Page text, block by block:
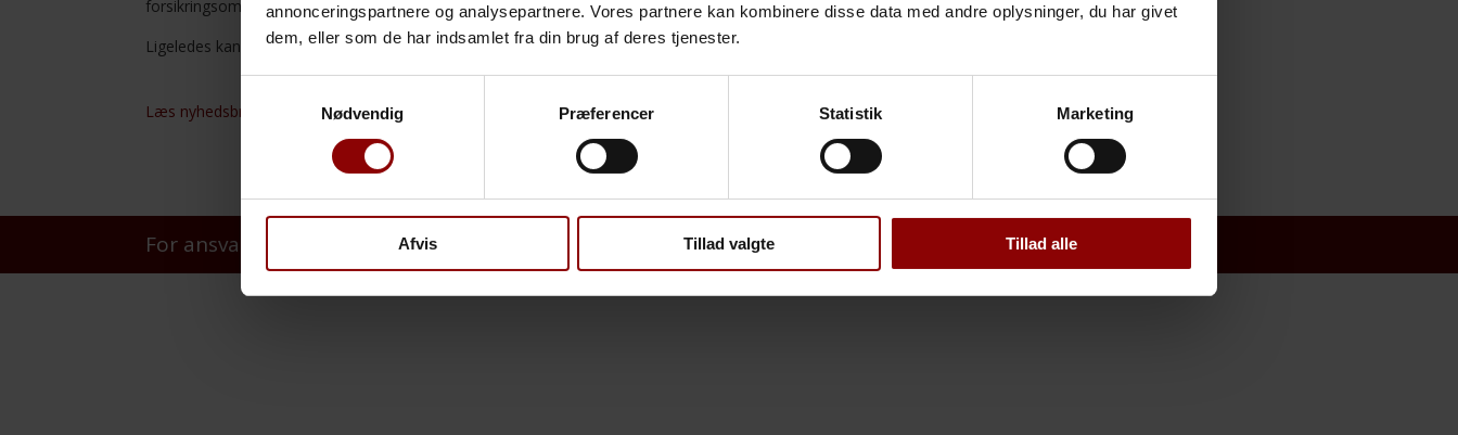
annonceringspartnere og analysepartnere. Vores partnere kan kombinere disse data med andre oplysninger, du har givet
dem, eller som de har indsamlet fra din brug af deres tjenester.
Nødvendig
Præferencer Statistik Marketing
Afvis Tillad valgte Tillad alle
​forsikringsområde, som skal tages alvorligt.​
​Ligeledes kan du læse om vigtigheden af, at​ ​pensionsprogrammet er rigtigt konstrueret.​
Læs nyhedsbrev
For ansvarlige beslutninger